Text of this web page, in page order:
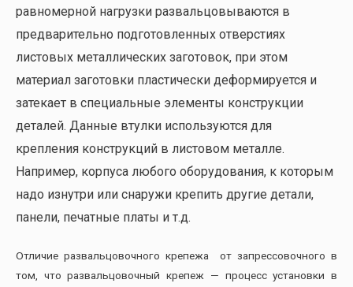
равномерной нагрузки развальцовываются в
предварительно подготовленных отверстиях
листовых металлических заготовок, при этом
материал заготовки пластически деформируется и
затекает в специальные элементы конструкции
деталей. Данные втулки используются для
крепления конструкций в листовом металле.
Например, корпуса любого оборудования, к которым
надо изнутри или снаружи крепить другие детали,
панели, печатные платы и т.д.
Отличие развальцовочного крепежа от запрессовочного в
том, что развальцовочный крепеж — процесс установки в